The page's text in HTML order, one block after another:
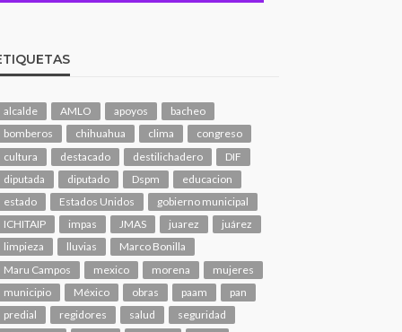
alcalde AMLO apoyos
bacheo
bomberos
chihuahua clima
congreso
cultura
destacado destilichadero
DIF
diputada
diputado Dspm
educacion
estado
Estados Unidos
gobierno municipal
ICHITAIP
impas JMAS juarez
juárez
limpieza
lluvias
Marco Bonilla
Maru Campos
mexico morena
mujeres
municipio
México obras paam
pan
predial
regidores salud
seguridad